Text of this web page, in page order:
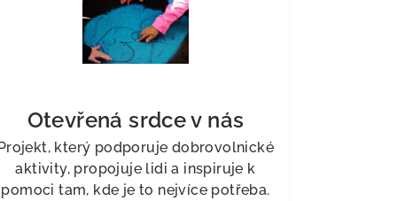
Otevřená srdce v nás
který podporuje dobrovolnické
aktivity, propojuje lidi a inspiruje k
pomoci tam, kde je to nejvíce potřeba.